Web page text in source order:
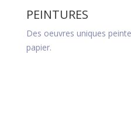
PEINTURES
Des oeuvres uniques
papier.